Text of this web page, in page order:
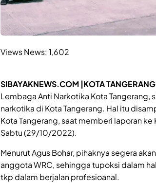
Views News: 1,602
SIBAYAKNEWS.COM |KOTA TANGERANG
Lembaga Anti Narkotika Kota
narkotika di Kota Tangerang. Hal itu
Kota Tangerang, saat memberi laporan
Sabtu (29/10/2022).
Menurut Agus Bohar, pihaknya segera
anggota WRC, sehingga tupoksi dalam
tkp dalam berjalan profesioanal.